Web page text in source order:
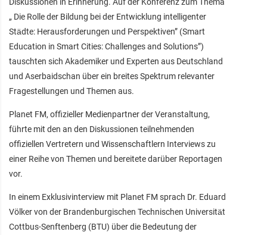
„ Die Rolle der Bildung bei der Entwicklung intelligenter
Städte: Herausforderungen und Perspektiven” (Smart
Education in Smart Cities: Challenges and Solutions”)
tauschten sich Akademiker und Experten aus Deutschland
und Aserbaidschan über ein breites Spektrum relevanter
Fragestellungen und Themen aus.
Planet FM, offizieller Medienpartner der Veranstaltung,
führte mit den an den Diskussionen teilnehmenden
offiziellen Vertretern und Wissenschaftlern Interviews zu
einer Reihe von Themen und bereitete darüber Reportagen
vor.
In einem Exklusivinterview mit Planet FM sprach Dr. Eduard
Völker von der Brandenburgischen Technischen Universität
Cottbus-Senftenberg (BTU) über die Bedeutung der